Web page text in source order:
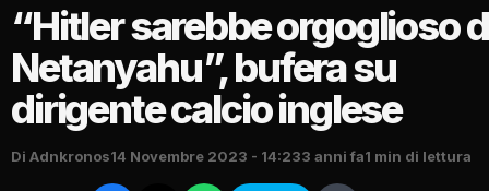
“Hitler sarebbe orgoglioso
Netanyahu”, bufera su
dirigente calcio inglese
Di Adnkronos14 Novembre 2023 - 14:233 anni fa1 min di lettura